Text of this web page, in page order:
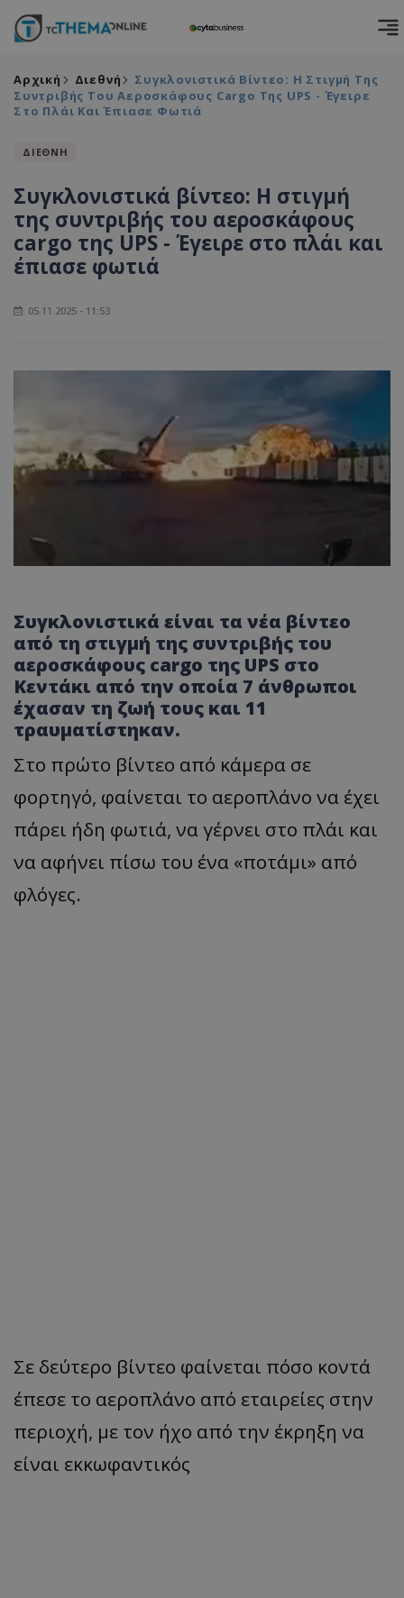
Αρχική Διεθνή
Συγκλονιστικά Βίντεο: Η Στιγμή Της
Συντριβής Του Αεροσκάφους Cargo Της UPS - Έγειρε
Στο Πλάι Και Έπιασε Φωτιά
ΔΙΕΘΝΗ
Συγκλονιστικά βίντεο: Η στιγμή
της συντριβής του αεροσκάφους
cargo της UPS - Έγειρε στο πλάι και
έπιασε φωτιά
05.11.2025 - 11:53
Συγκλονιστικά είναι τα νέα βίντεο
από τη στιγμή της συντριβής του
αεροσκάφους cargo της UPS στο
Κεντάκι από την οποία 7 άνθρωποι
έχασαν τη ζωή τους και 11
τραυματίστηκαν.
Στο πρώτο βίντεο από κάμερα σε
φορτηγό, φαίνεται το αεροπλάνο να έχει
πάρει ήδη φωτιά, να γέρνει στο πλάι και
να αφήνει πίσω του ένα «ποτάμι» από
φλόγες.
Σε δεύτερο βίντεο φαίνεται πόσο κοντά
έπεσε το αεροπλάνο από εταιρείες στην
περιοχή, με τον ήχο από την έκρηξη να
είναι εκκωφαντικός